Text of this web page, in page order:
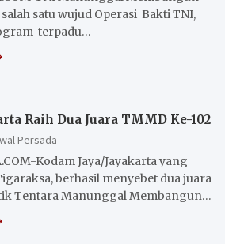
satu wujud Operasi Bakti TNI,
terpadu…
Raih Dua Juara TMMD Ke-102
Persada
Kodam Jaya/Jayakarta yang
berhasil menyebet dua juara
Tentara Manunggal Membangun…